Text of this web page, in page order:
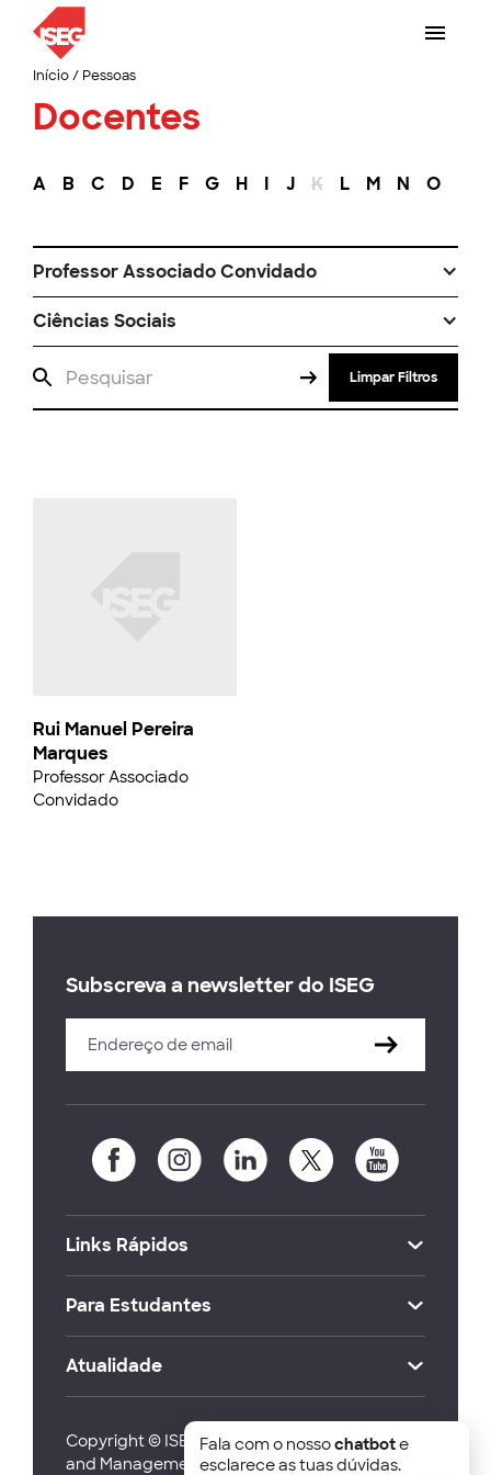
Início/ Pessoas
Docentes
A B C D E F G H I J K L M N O
Professor Associado Convidado
Ciências Sociais
Limpar Filtros
Rui Manuel Pereira
Marques
Professor Associado
Convidado
Subscreva a newsletter do ISEG
Links Rápidos
Para Estudantes
Atualidade
Copyright © ISEG Lisbon School of Economics
and Management 2026
Fala com o nossochatbote
esclarece as tuas dúvidas.